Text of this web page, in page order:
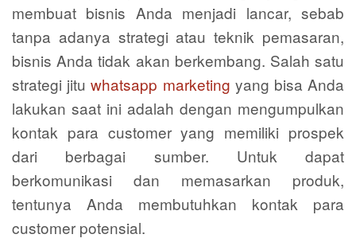
membuat bisnis Anda menjadi lancar, sebab
tanpa adanya strategi atau teknik pemasaran,
bisnis Anda tidak akan berkembang. Salah satu
strategi jituwhatsapp marketing yang bisa Anda
lakukan saat ini adalah dengan mengumpulkan
kontak para customer yang memiliki prospek
dari berbagai sumber. Untuk dapat
berkomunikasi dan memasarkan produk,
tentunya Anda membutuhkan kontak para
customer potensial.